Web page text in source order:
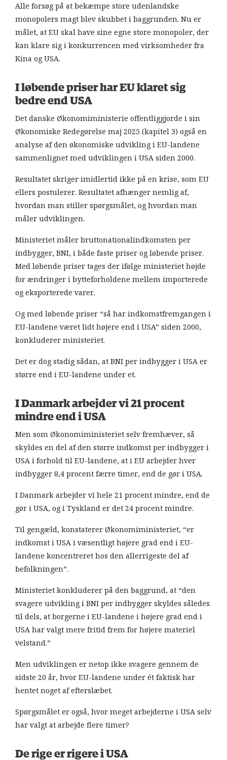
Alle forsøg på at bekæmpe store udenlandske
monopolers magt blev skubbet i baggrunden. Nu er
målet, at EU skal have sine egne store monopoler, der
kan klare sig i konkurrencen med virksomheder fra
Kina og USA.
I løbende priser har EU klaret sig
bedre end USA
Det danske Økonomiministerie offentliggjorde i sin
Økonomiske Redegørelse maj 2025 (kapitel 3) også en
analyse af den økonomiske udvikling i EU-landene
sammenlignet med udviklingen i USA siden 2000.
Resultatet skriger imidlertid ikke på en krise, som EU
ellers postulerer. Resultatet afhænger nemlig af,
hvordan man stiller spørgsmålet, og hvordan man
måler udviklingen.
Ministeriet måler bruttonationalindkomsten per
indbygger, BNI, i både faste priser og løbende priser.
Med løbende priser tages der ifølge ministeriet højde
for ændringer i bytteforholdene mellem importerede
og eksporterede varer.
Og med løbende priser “så har indkomstfremgangen i
EU-landene været lidt højere end i USA” siden 2000,
konkluderer ministeriet.
Det er dog stadig sådan, at BNI per indbygger i USA er
større end i EU-landene under et.
I Danmark arbejder vi 21 procent
mindre end i USA
Men som Økonomiministeriet selv fremhæver, så
skyldes en del af den større indkomst per indbygger i
USA i forhold til EU-landene, at i EU arbejder hver
indbygger 8,4 procent færre timer, end de gør i USA.
I Danmark arbejder vi hele 21 procent mindre, end de
gør i USA, og i Tyskland er det 24 procent mindre.
Til gengæld, konstaterer Økonomiministeriet, “er
indkomst i USA i væsentligt højere grad end i EU-
landene koncentreret hos den allerrigeste del af
befolkningen”.
Ministeriet konkluderer på den baggrund, at “den
svagere udvikling i BNI per indbygger skyldes således
til dels, at borgerne i EU-landene i højere grad end i
USA har valgt mere fritid frem for højere materiel
velstand.”
Men udviklingen er netop ikke svagere gennem de
sidste 20 år, hvor EU-landene under ét faktisk har
hentet noget af efterslæbet.
Spørgsmålet er også, hvor meget arbejderne i USA selv
har valgt at arbejde flere timer?
De rige er rigere i USA